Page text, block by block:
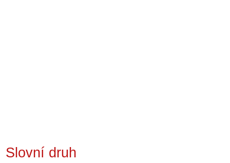
Slovní druh